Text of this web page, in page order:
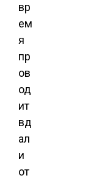
вр
ем
я
пр
ов
од
ит
вд
ал
и
от